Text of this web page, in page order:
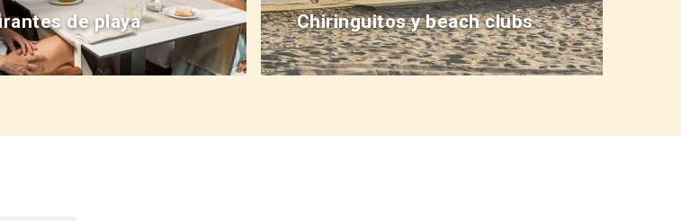
de playa Chiringuitos y beach clubs